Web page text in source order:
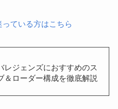
ている方はこちら
レジェンズにおすすめのス
＆ローダー構成を徹底解説